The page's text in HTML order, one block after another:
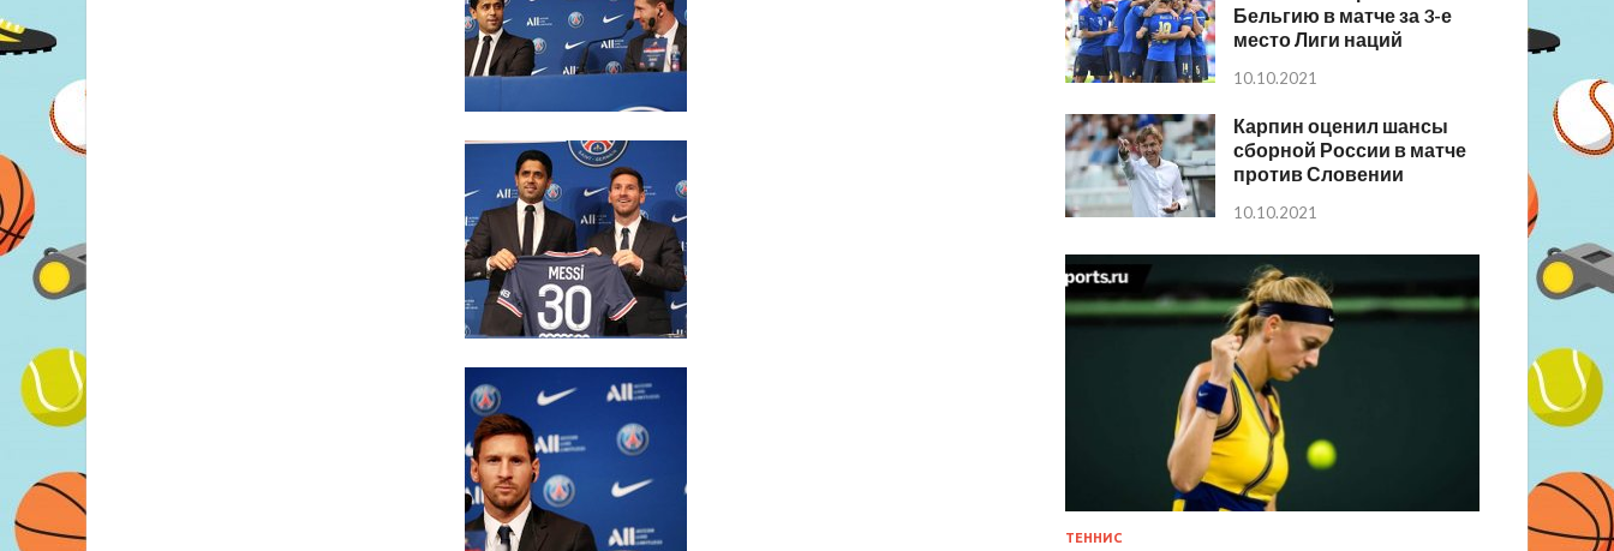
Бельгию в матче за 3-е
место Лиги наций
10.10.2021
Карпин оценил шансы
сборной России в матче
против Словении
10.10.2021
ТЕННИС